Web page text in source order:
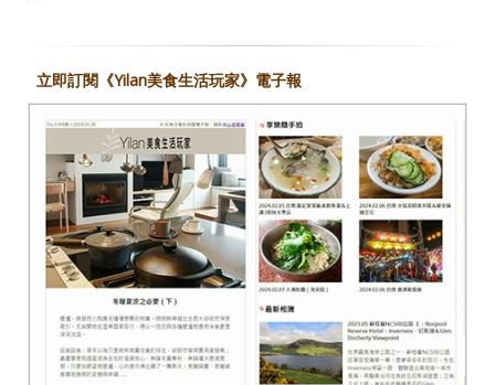
立即訂閱《Yilan美食生活玩家》電子報